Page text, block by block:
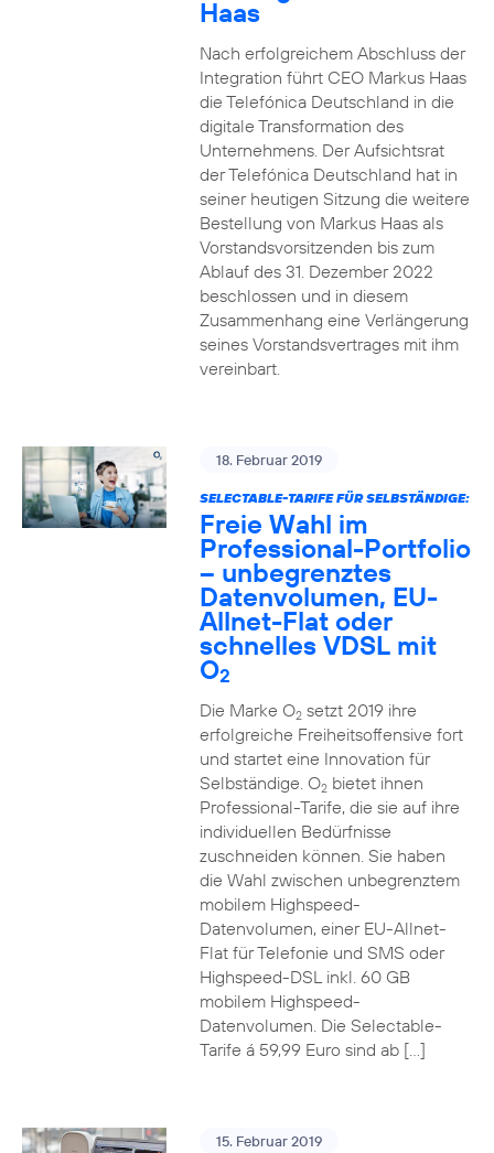
Haas
Nach erfolgreichem Abschluss der
Integration führt CEO Markus Haas
die Telefónica Deutschland in die
digitale Transformation des
Unternehmens. Der Aufsichtsrat
der Telefónica Deutschland hat in
seiner heutigen Sitzung die weitere
Bestellung von Markus Haas als
Vorstandsvorsitzenden bis zum
Ablauf des 31. Dezember 2022
beschlossen und in diesem
Zusammenhang eine Verlängerung
seines Vorstandsvertrages mit ihm
vereinbart.
18. Februar 2019
SELECTABLE-TARIFE FÜR SELBSTÄNDIGE:
Freie Wahl im
Professional-Portfolio
– unbegrenztes
Datenvolumen, EU-
Allnet-Flat oder
schnelles VDSL mit
O2
Die Marke O2setzt 2019 ihre
erfolgreiche Freiheitsoffensive fort
und startet eine Innovation für
Selbständige. O2bietet ihnen
Professional-Tarife, die sie auf ihre
individuellen Bedürfnisse
zuschneiden können. Sie haben
die Wahl zwischen unbegrenztem
mobilem Highspeed-
Datenvolumen, einer EU-Allnet-
Flat für Telefonie und SMS oder
Highspeed-DSL inkl. 60 GB
mobilem Highspeed-
Datenvolumen. Die Selectable-
Tarife á 59,99 Euro sind ab […]
15. Februar 2019